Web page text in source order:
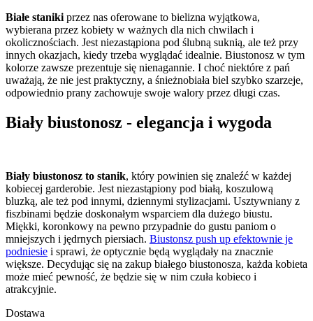
Białe staniki przez nas oferowane to bielizna wyjątkowa,
wybierana przez kobiety w ważnych dla nich chwilach i
okolicznościach. Jest niezastąpiona pod ślubną suknią, ale też przy
innych okazjach, kiedy trzeba wyglądać idealnie. Biustonosz w tym
kolorze zawsze prezentuje się nienagannie. I choć niektóre z pań
uważają, że nie jest praktyczny, a śnieżnobiała biel szybko szarzeje,
odpowiednio prany zachowuje swoje walory przez długi czas.
Biały biustonosz - elegancja i wygoda
Biały biustonosz to stanik, który powinien się znaleźć w każdej
kobiecej garderobie. Jest niezastąpiony pod białą, koszulową
bluzką, ale też pod innymi, dziennymi stylizacjami. Usztywniany z
fiszbinami będzie doskonałym wsparciem dla dużego biustu.
Miękki, koronkowy na pewno przypadnie do gustu paniom o
mniejszych i jędrnych piersiach. Biustonsz push up efektownie je
podniesie i sprawi, że optycznie będą wyglądały na znacznie
większe. Decydując się na zakup białego biustonosza, każda kobieta
może mieć pewność, że będzie się w nim czuła kobieco i
atrakcyjnie.
Dostawa